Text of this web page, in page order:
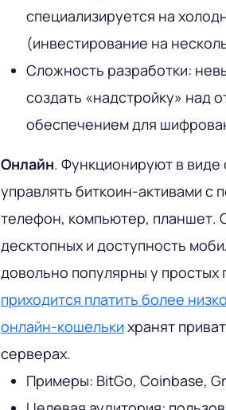
специализируется на
(инвестирование на
Сложность разработки:
создать «надстройку» над
обеспечением для
Онлайн. Функционируют в виде
управлять биткоин-активами
телефон, компьютер, планшет.
десктопных и доступность
довольно популярны у простых
приходится платить более
онлайн-кошельки хранят
серверах.
Примеры: BitGo, Coinbase,